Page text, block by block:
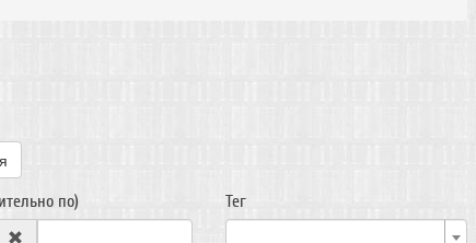
по) Тег